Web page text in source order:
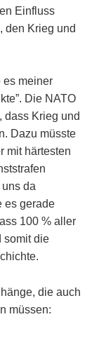
Einfluss
den Krieg und
es meiner
Die NATO
dass Krieg und
Dazu müsste
mit härtesten
da
es gerade
100 % aller
somit die
die auch
müssen: